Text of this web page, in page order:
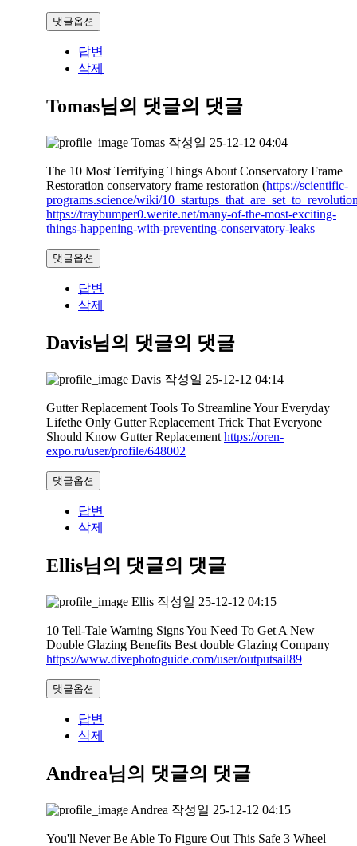
댓글옵션
답변
삭제
Tomas님의 댓글의 댓글
Tomas 작성일 25-12-12 04:04
The 10 Most Terrifying Things About Conservatory Frame
Restoration conservatory frame restoration (https://scientific-
programs.science/wiki/
https://traybumper0.werite.net/many-of-the-most-exciting-
things-happening-with-preventing-conservatory-leaks
댓글옵션
답변
삭제
Davis님의 댓글의 댓글
Davis 작성일 25-12-12 04:14
Gutter Replacement Tools To Streamline Your Everyday
Lifethe Only Gutter Replacement Trick That Everyone
Should Know Gutter Replacement https://oren-
expo.ru/user/profile/648002
댓글옵션
답변
삭제
Ellis님의 댓글의 댓글
Ellis 작성일 25-12-12 04:15
10 Tell-Tale Warning Signs You Need To Get A New
Double Glazing Benefits Best double Glazing Company
https://www.divephotoguide.com/user/outputsail89
댓글옵션
답변
삭제
Andrea님의 댓글의 댓글
Andrea 작성일 25-12-12 04:15
You'll Never Be Able To Figure Out This Safe 3 Wheel